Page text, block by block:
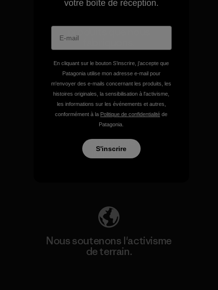
Voir la Garantie Ironclad
Nous assumons la
responsabilité de notre
impact.
Nous soutenons l'activisme
de terrain.
votre boîte de réception.
En cliquant sur le bouton S’inscrire, j'accepte que
Patagonia utilise mon adresse e-mail pour
m'envoyer des e-mails concernant les produits, les
histoires originales, la sensibilisation à l'activisme,
les informations sur les événements et autres,
conformément à la Politique de confidentialité de
Patagonia.
S'inscrire